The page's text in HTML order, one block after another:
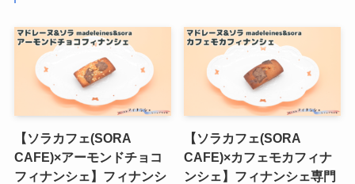
【ソラカフェ(SORA
CAFE)×アーモンドチョコ
フィナンシェ】フィナンシ
【ソラカフェ(SORA
CAFE)×カフェモカフィナ
ンシェ】フィナンシェ専門